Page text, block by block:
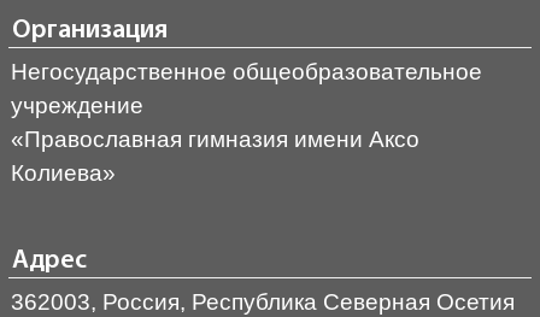
Организация
Негосударственное общеобразовательное
учреждение
«Православная гимназия имени Аксо
Колиева»
Адрес
362003, Россия, Республика Северная Осетия